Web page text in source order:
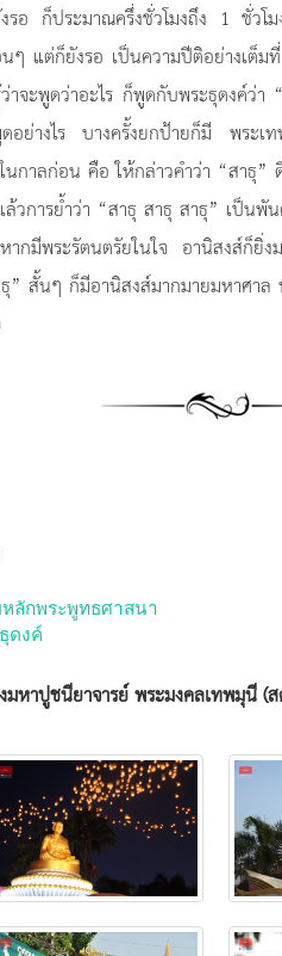
รอ ก็ประมาณครึ่งชั่วโมงถึง 1 ชั่ว
แต่ก็ยังรอ เป็นความปีติอย่างเต็ม
าจะพูดว่าอะไร ก็พูดกับพระธุดงค์ว่
อย่างไร บางครั้งยกป้ายก็มี พร
กาลก่อน คือ ให้กล่าวคำว่า “สาธุ”
การย้ำว่า “สาธุ สาธุ สาธุ” เป็นพั
พระรัตนตรัยในใจ อานิสงส์ก็ยิ่งม
สั้นๆ ก็มีอานิสงส์มากมายมหาศาล
ลักพระพูทธศาสนา
ดงค์
หาปูชนียาจารย์ พระมงคลเทพมุนี (